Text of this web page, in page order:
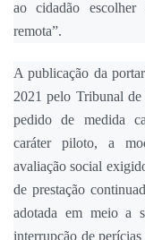
ao cidadão
remota”.
A publicação da
2021 pelo Tribunal
pedido de medida
caráter piloto, a
avaliação social
de prestação
adotada em meio a
interrupção de